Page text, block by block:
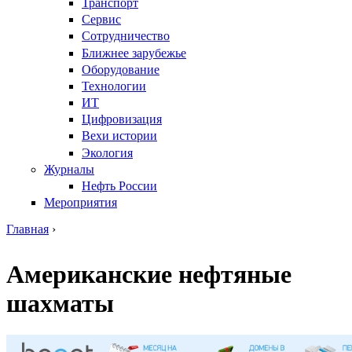
Транспорт
Сервис
Сотрудничество
Ближнее зарубежье
Оборудование
Технологии
ИТ
Цифровизация
Вехи истории
Экология
Журналы
Нефть России
Мероприятия
Главная ›
Американские нефтяные
шахматы